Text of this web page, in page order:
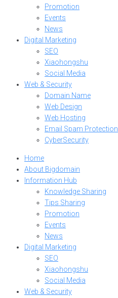
Promotion
Events
News
Digital Marketing
SEO
Xiaohongshu
Social Media
Web & Security
Domain Name
Web Design
Web Hosting
Email Spam Protection
CyberSecurity
Home
About Bigdomain
Information Hub
Knowledge Sharing
Tips Sharing
Promotion
Events
News
Digital Marketing
SEO
Xiaohongshu
Social Media
Web & Security